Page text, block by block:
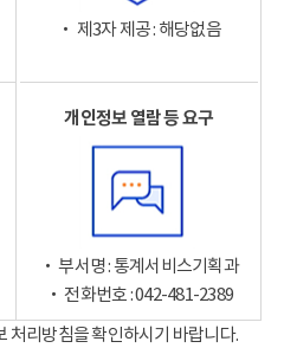
‧ 제3자 제공 : 해당없음
개인정보 열람 등 요구
‧ 부서명 : 통계서비스기획과
‧ 전화번호 : 042-481-2389
처리방침을 확인하시기 바랍니다.